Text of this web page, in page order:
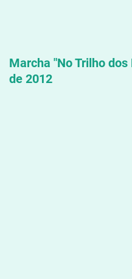
Marcha "No Trilho
de 2012